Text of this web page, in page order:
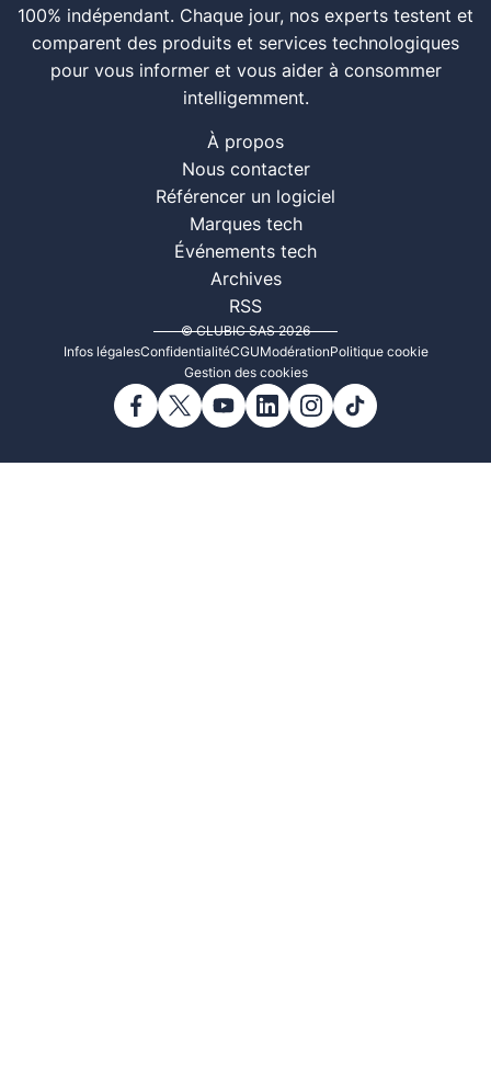
100% indépendant. Chaque jour, nos experts testent et
comparent des produits et services technologiques
pour vous informer et vous aider à consommer
intelligemment.
À propos
Nous contacter
Référencer un logiciel
Marques tech
Événements tech
Archives
RSS
© CLUBIC SAS 2026
Infos légalesConfidentialitéCGUModérationPolitique cookie
Gestion des cookies